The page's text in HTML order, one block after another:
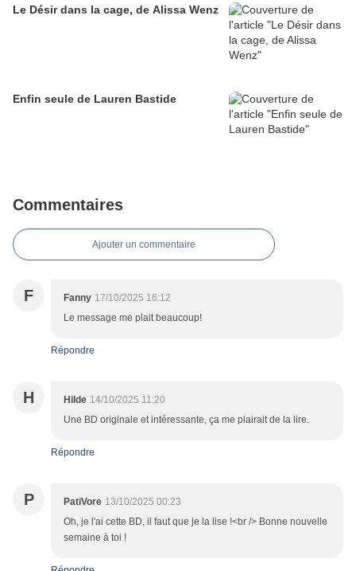
Le Désir dans la cage, de Alissa Wenz
Enfin seule de Lauren Bastide
Commentaires
Ajouter un commentaire
F Fanny 17/10/2025 16:12
Le message me plait beaucoup!
Répondre
H Hilde 14/10/2025 11:20
Une BD originale et intéressante, ça me plairait de la lire.
Répondre
P PatiVore 13/10/2025 00:23
Oh, je l'ai cette BD, il faut que je la lise !<br /> Bonne nouvelle
semaine à toi !